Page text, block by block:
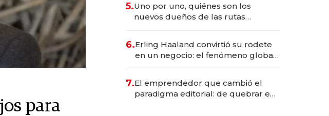
para
unicornios
5.Uno por uno, quiénes son los
nuevos dueños de las rutas
6.Erling Haaland convirtió su rodete
en un negocio: el fenómeno global
7.El emprendedor que cambió el
paradigma editorial: de quebrar en